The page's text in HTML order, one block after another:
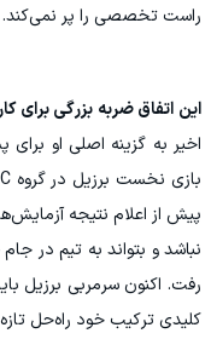
راست تخصصی را پر نمی‌کند.
این اتفاق ضربه بزرگی
اخیر به گزینه اصلی او
پیش از اعلام نتیجه
نباشد و بتواند به تیم در
رفت. اکنون سرمربی برزیل
کلیدی ترکیب خود راه‌حل